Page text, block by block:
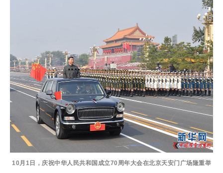
10月1日，庆祝中华人民共和国成立70周年大会在北京天安门广场隆重举